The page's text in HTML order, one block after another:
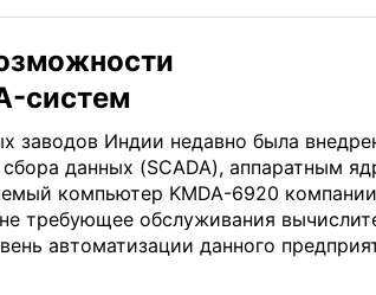
систем
заводов Индии недавно была
данных (SCADA), аппаратным
компьютер KMDA-6920 компании
требующее обслуживания
автоматизации данного